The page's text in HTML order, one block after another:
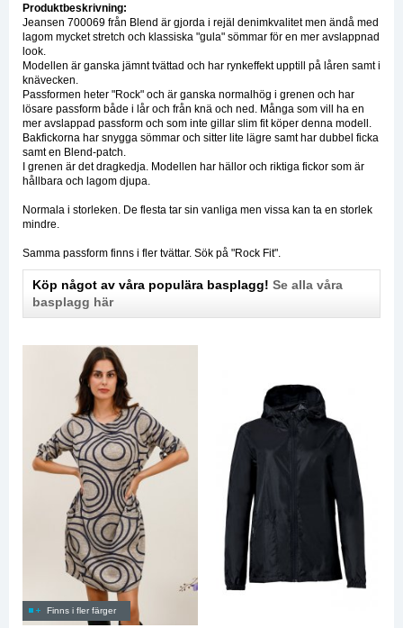
Produktbeskrivning:
Jeansen 700069 från Blend är gjorda i rejäl denimkvalitet men ändå med
lagom mycket stretch och klassiska "gula" sömmar för en mer avslappnad
look.
Modellen är ganska jämnt tvättad och har rynkeffekt upptill på låren samt i
knävecken.
Passformen heter "Rock" och är ganska normalhög i grenen och har
lösare passform både i lår och från knä och ned. Många som vill ha en
mer avslappad passform och som inte gillar slim fit köper denna modell.
Bakfickorna har snygga sömmar och sitter lite lägre samt har dubbel ficka
samt en Blend-patch.
I grenen är det dragkedja. Modellen har hällor och riktiga fickor som är
hållbara och lagom djupa.
Normala i storleken. De flesta tar sin vanliga men vissa kan ta en storlek
mindre.
Samma passform finns i fler tvättar. Sök på "Rock Fit".
Köp något av våra populära basplagg! Se alla våra
basplagg här
Finns i fler färger